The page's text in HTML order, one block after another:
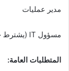
مدير عمليات
مسؤول IT (يشترط خبرة في كاونتر صرافة)
المتطلبات العامة: